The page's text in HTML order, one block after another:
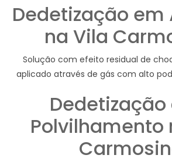
Dedetização em
na Vila
Solução com efeito residual de
aplicado através de gás com alto
Polvilhamento